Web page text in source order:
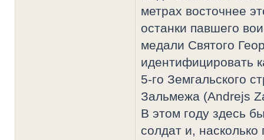
метрах восточнее
останки павшего
медали Святого
идентифицировать
5-го Земгальского
Зальмежа (Andrejs
В этом году здесь
солдат и,